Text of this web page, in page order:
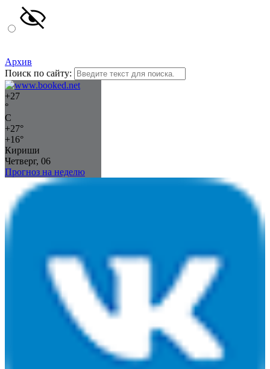
Архив
Поиск по сайту:
+27
°
C
+27°
+16°
Кириши
Четверг, 06
Прогноз на неделю